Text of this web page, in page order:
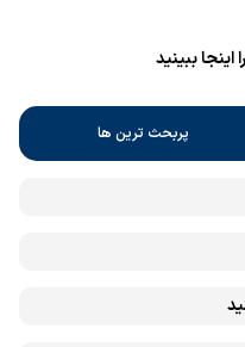
ببینید
پربحث ترین ها